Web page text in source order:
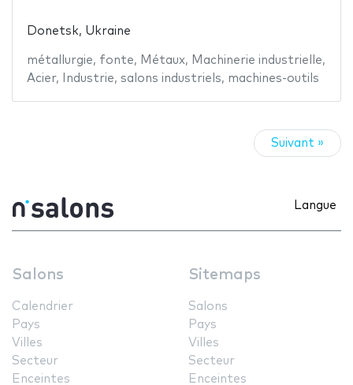
Donetsk, Ukraine
métallurgie, fonte, Métaux, Machinerie industrielle,
Acier, Industrie, salons industriels, machines-outils
Suivant »
Langue
Salons
Calendrier
Pays
Villes
Secteur
Enceintes
Sitemaps
Salons
Pays
Villes
Secteur
Enceintes